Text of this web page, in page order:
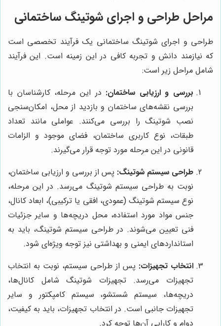
مراحل طراحی و اجرای شوتینگ ساختمانی
طراحی و اجرای شوتینگ ساختمانی یک فرآیند تخصصی است
که نیازمند دانش و تجربه کافی در این زمینه است. این فرآیند
شامل مراحل زیر است:
بررسی و ارزیابی ساختمان: در این مرحله، کارشناسان با
بررسی نقشه‌های ساختمان و بازدید از محل، امکان‌سنجی
نصب شوتینگ را بررسی می‌کنند. عواملی مانند تعداد
طبقات، نوع کاربری ساختمان، فضای موجود و الزامات
قانونی در این مرحله مورد توجه قرار می‌گیرند.
طراحی سیستم شوتینگ: پس از بررسی و ارزیابی ساختمان،
نوبت به طراحی سیستم شوتینگ می‌رسد. در این مرحله،
نوع سیستم شوتینگ (عمودی، افقی یا ترکیبی)، ابعاد کانال،
جنس مواد مورد استفاده، محل دریچه‌ها و سایر جزئیات
فنی تعیین می‌شوند. در طراحی سیستم شوتینگ، باید به
استانداردهای ایمنی و بهداشتی نیز توجه ویژه‌ای شود.
انتخاب تجهیزات: پس از طراحی سیستم، نوبت به انتخاب
تجهیزات می‌رسد. تجهیزات شوتینگ شامل کانال‌ها،
دریچه‌ها، سیستم شستشو، سیستم کامپکتور و سایر
تجهیزات جانبی است. در انتخاب تجهیزات، باید به کیفیت،
دوام و کارایی آن‌ها توجه کرد.